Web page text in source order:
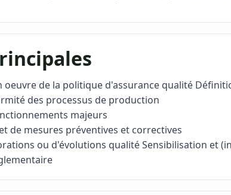
oeuvre de la politique d'assurance qualité
des processus de production
majeurs
de mesures préventives et correctives
ou d'évolutions qualité Sensibilisation et